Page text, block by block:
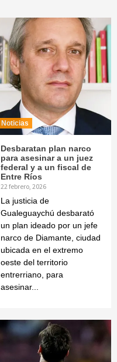
Noticias
Desbaratan plan narco
para asesinar a un juez
federal y a un fiscal de
Entre Ríos
22 febrero, 2026
La justicia de
Gualeguaychú desbarató
un plan ideado por un jefe
narco de Diamante, ciudad
ubicada en el extremo
oeste del territorio
entrerriano, para
asesinar...